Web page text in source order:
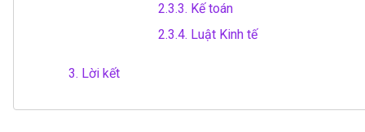
2.3.3. Kế toán
2.3.4. Luật Kinh tế
3. Lời kết